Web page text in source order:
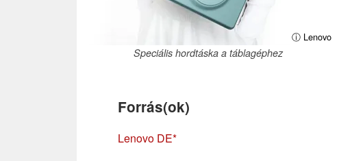
ⓘ Lenovo
Speciális hordtáska a táblagéphez
Forrás(ok)
Lenovo DE